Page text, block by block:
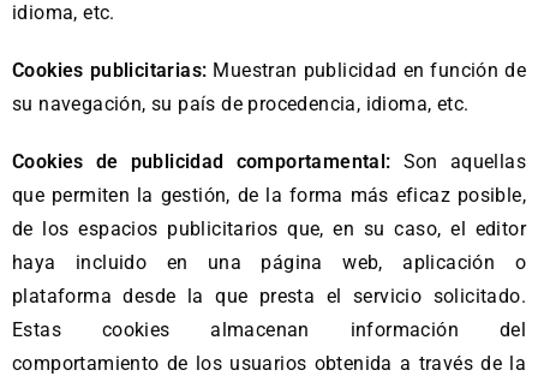
idioma, etc.
Cookies publicitarias: Muestran publicidad en función de
su navegación, su país de procedencia, idioma, etc.
Cookies de publicidad comportamental: Son aquellas
que permiten la gestión, de la forma más eficaz posible,
de los espacios publicitarios que, en su caso, el editor
haya incluido en una página web, aplicación o
plataforma desde la que presta el servicio solicitado.
Estas cookies almacenan información del
comportamiento de los usuarios obtenida a través de la